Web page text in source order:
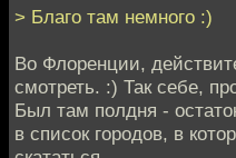
> Благо там немного :)
Во Флоренции,
смотреть. :) Так себе,
Был там полдня -
в список городов, в